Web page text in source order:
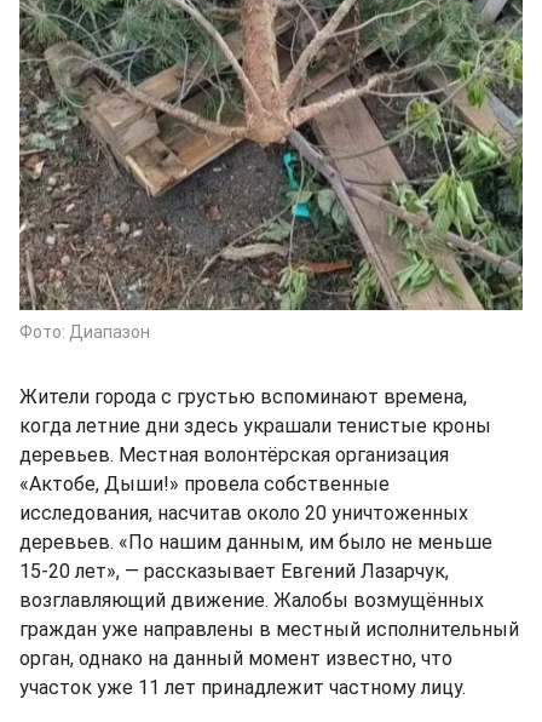
Фото: Диапазон
Жители города с грустью вспоминают времена,
когда летние дни здесь украшали тенистые кроны
деревьев. Местная волонтёрская организация
«Актобе, Дыши!» провела собственные
исследования, насчитав около 20 уничтоженных
деревьев. «По нашим данным, им было не меньше
15-20 лет», — рассказывает Евгений Лазарчук,
возглавляющий движение. Жалобы возмущённых
граждан уже направлены в местный исполнительный
орган, однако на данный момент известно, что
участок уже 11 лет принадлежит частному лицу.